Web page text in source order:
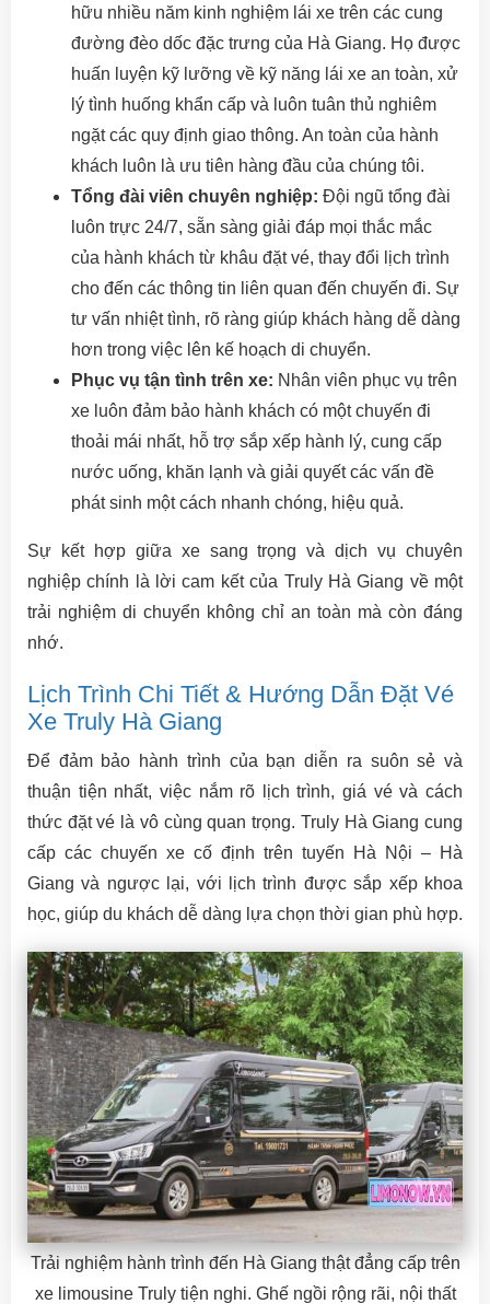
hữu nhiều năm kinh nghiệm lái xe trên các cung
đường đèo dốc đặc trưng của Hà Giang. Họ được
huấn luyện kỹ lưỡng về kỹ năng lái xe an toàn, xử
lý tình huống khẩn cấp và luôn tuân thủ nghiêm
ngặt các quy định giao thông. An toàn của hành
khách luôn là ưu tiên hàng đầu của chúng tôi.
Tổng đài viên chuyên nghiệp: Đội ngũ tổng đài
luôn trực 24/7, sẵn sàng giải đáp mọi thắc mắc
của hành khách từ khâu đặt vé, thay đổi lịch trình
cho đến các thông tin liên quan đến chuyến đi. Sự
tư vấn nhiệt tình, rõ ràng giúp khách hàng dễ dàng
hơn trong việc lên kế hoạch di chuyển.
Phục vụ tận tình trên xe: Nhân viên phục vụ trên
xe luôn đảm bảo hành khách có một chuyến đi
thoải mái nhất, hỗ trợ sắp xếp hành lý, cung cấp
nước uống, khăn lạnh và giải quyết các vấn đề
phát sinh một cách nhanh chóng, hiệu quả.
Sự kết hợp giữa xe sang trọng và dịch vụ chuyên
nghiệp chính là lời cam kết của Truly Hà Giang về một
trải nghiệm di chuyển không chỉ an toàn mà còn đáng
nhớ.
Lịch Trình Chi Tiết & Hướng Dẫn Đặt Vé
Xe Truly Hà Giang
Để đảm bảo hành trình của bạn diễn ra suôn sẻ và
thuận tiện nhất, việc nắm rõ lịch trình, giá vé và cách
thức đặt vé là vô cùng quan trọng. Truly Hà Giang cung
cấp các chuyến xe cố định trên tuyến Hà Nội – Hà
Giang và ngược lại, với lịch trình được sắp xếp khoa
học, giúp du khách dễ dàng lựa chọn thời gian phù hợp.
Trải nghiệm hành trình đến Hà Giang thật đẳng cấp trên
xe limousine Truly tiện nghi. Ghế ngồi rộng rãi, nội thất